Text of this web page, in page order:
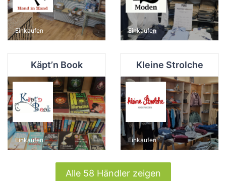
Einkaufen Einkaufen
Käpt’n Book
Einkaufen
Kleine Strolche
Einkaufen
Alle 58 Händler zeigen